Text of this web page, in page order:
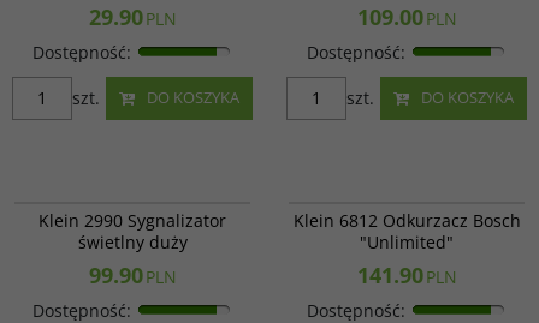
29.90PLN
Dostępność:
DO KOSZYKA
szt.
109.00PLN
Dostępność:
DO KOSZYKA
szt.
Klein 2990 Sygnalizator
świetlny duży
99.90PLN
Dostępność:
Klein 6812 Odkurzacz Bosch
"Unlimited"
141.90PLN
Dostępność: